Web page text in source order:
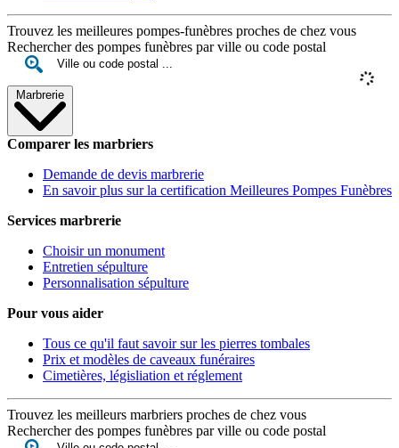
Trouvez les meilleures pompes-funèbres proches de chez vous
Rechercher des pompes funèbres par ville ou code postal
Marbrerie
Comparer les marbriers
Demande de devis marbrerie
En savoir plus sur la certification Meilleures Pompes Funèbres
Services marbrerie
Choisir un monument
Entretien sépulture
Personnalisation sépulture
Pour vous aider
Tous ce qu'il faut savoir sur les pierres tombales
Prix et modèles de caveaux funéraires
Cimetières, législiation et réglement
Trouvez les meilleurs marbriers proches de chez vous
Rechercher des pompes funèbres par ville ou code postal